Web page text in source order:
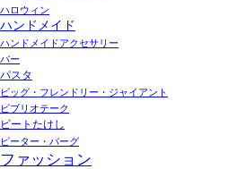
ハロウィン
ハンドメイド
ハンドメイドアクセサリー
バー
パスタ
ビッグ・フレンドリー・ジャイアント
ビブリオテーク
ビートたけし
ピーター・バーグ
ファッション